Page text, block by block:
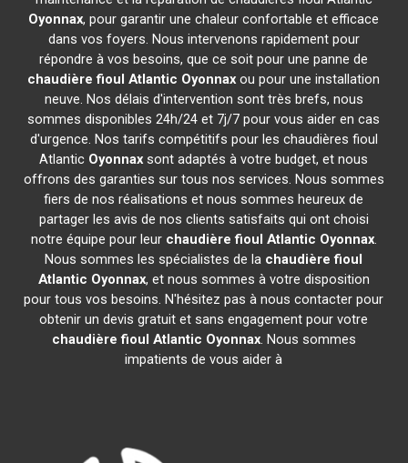
Oyonnax, pour garantir une chaleur confortable et efficace
dans vos foyers. Nous intervenons rapidement pour
répondre à vos besoins, que ce soit pour une panne de
chaudière fioul Atlantic Oyonnax ou pour une installation
neuve. Nos délais d'intervention sont très brefs, nous
sommes disponibles 24h/24 et 7j/7 pour vous aider en cas
d'urgence. Nos tarifs compétitifs pour les chaudières fioul
Atlantic Oyonnax sont adaptés à votre budget, et nous
offrons des garanties sur tous nos services. Nous sommes
fiers de nos réalisations et nous sommes heureux de
partager les avis de nos clients satisfaits qui ont choisi
notre équipe pour leur chaudière fioul Atlantic Oyonnax.
Nous sommes les spécialistes de la chaudière fioul
Atlantic Oyonnax, et nous sommes à votre disposition
pour tous vos besoins. N'hésitez pas à nous contacter pour
obtenir un devis gratuit et sans engagement pour votre
chaudière fioul Atlantic Oyonnax. Nous sommes
impatients de vous aider à